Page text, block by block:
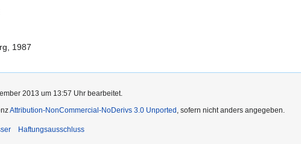
1987
2013 um 13:57 Uhr bearbeitet.
Attribution-NonCommercial-NoDerivs 3.0 Unported , sofern nicht anders angegeben.
Haftungsausschluss